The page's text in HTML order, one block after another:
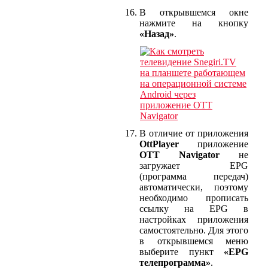
В открывшемся окне
нажмите на кнопку
«Назад».
В отличие от приложения
OttPlayer приложение
OTT Navigator не
загружает EPG
(программа передач)
автоматически, поэтому
необходимо прописать
ссылку на EPG в
настройках приложения
самостоятельно. Для этого
в открывшемся меню
выберите пункт «EPG
телепрограмма».